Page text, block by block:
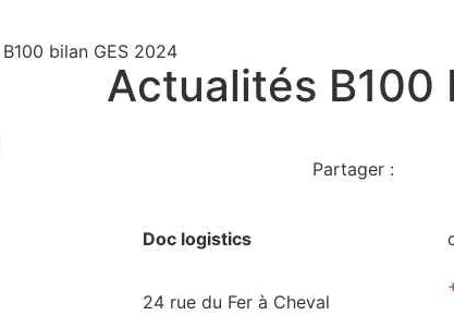
B100 bilan GES 2024
Actualités B100
Partager :
Doc logistics
24 rue du Fer à Cheval